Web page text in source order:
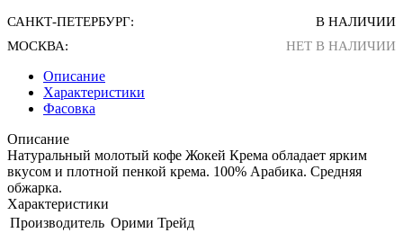
САНКТ-ПЕТЕРБУРГ:
В НАЛИЧИИ
МОСКВА:
НЕТ В НАЛИЧИИ
Описание
Характеристики
Фасовка
Описание
Натуральный молотый кофе Жокей Крема обладает ярким
вкусом и плотной пенкой крема. 100% Арабика. Средняя
обжарка.
Характеристики
Производитель Орими Трейд